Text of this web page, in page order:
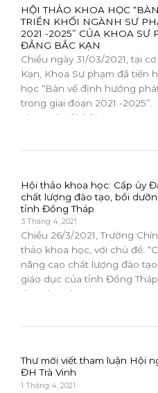
HỘI THẢO KHOA HỌC
TRIỂN KHỐI NGÀNH SƯ
2021 -2025” CỦA KHOA SƯ
ĐẲNG BẮC KẠN
Chiều ngày 31/03/2021, tại
Kạn, Khoa Sư phạm đã tiến
học “Bàn về định hướng
trong giai đoạn 2021 -
gian 01 buổi, hội...
Hội thảo khoa học: Cấp ủy
chất lượng đào tạo, bồi
tỉnh Đồng Tháp
3 Tháng 4, 2021
Chiều 26/3/2021, Trường
thảo khoa học, với chủ đề:
nâng cao chất lượng đào
giáo dục của tỉnh Đồng
đơn vị: Trường...
Thư mời viết tham luận Hội
ĐH Trà Vinh
1 Tháng 4, 2021